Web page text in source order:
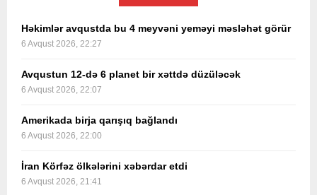
Həkimlər avqustda bu 4 meyvəni yeməyi məsləhət görür
6 Avqust 2026, 22:27
Avqustun 12-də 6 planet bir xəttdə düzüləcək
6 Avqust 2026, 22:07
Amerikada birja qarışıq bağlandı
6 Avqust 2026, 22:00
İran Körfəz ölkələrini xəbərdar etdi
6 Avqust 2026, 21:41